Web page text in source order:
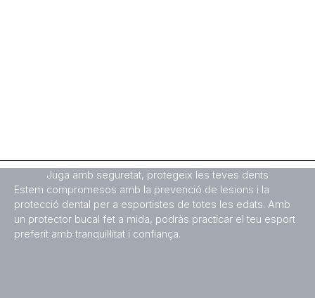
Juga amb seguretat, protegeix les teves dents
Estem compromesos amb la prevenció de lesions i la
protecció dental per a esportistes de totes les edats. Amb
un protector bucal fet a mida, podràs practicar el teu esport
preferit amb tranquil·litat i confiança.